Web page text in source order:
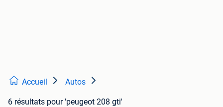
Accueil Autos
6 résultats pour 'peugeot 208 gti'